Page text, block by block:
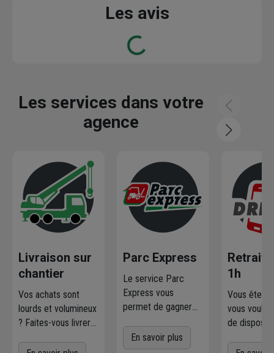
Les avis
Loading...
Les services dans votre
agence
Livraison sur
chantier
Vos achats sont
lourds et volumineux
? Faites-vous livrer
Parc Express
Le service Parc
Express vous
permet de gagner
simplicité. Profitez
d'un service
En savoir plus
Retrait
1h
Vous êtes
vous
de